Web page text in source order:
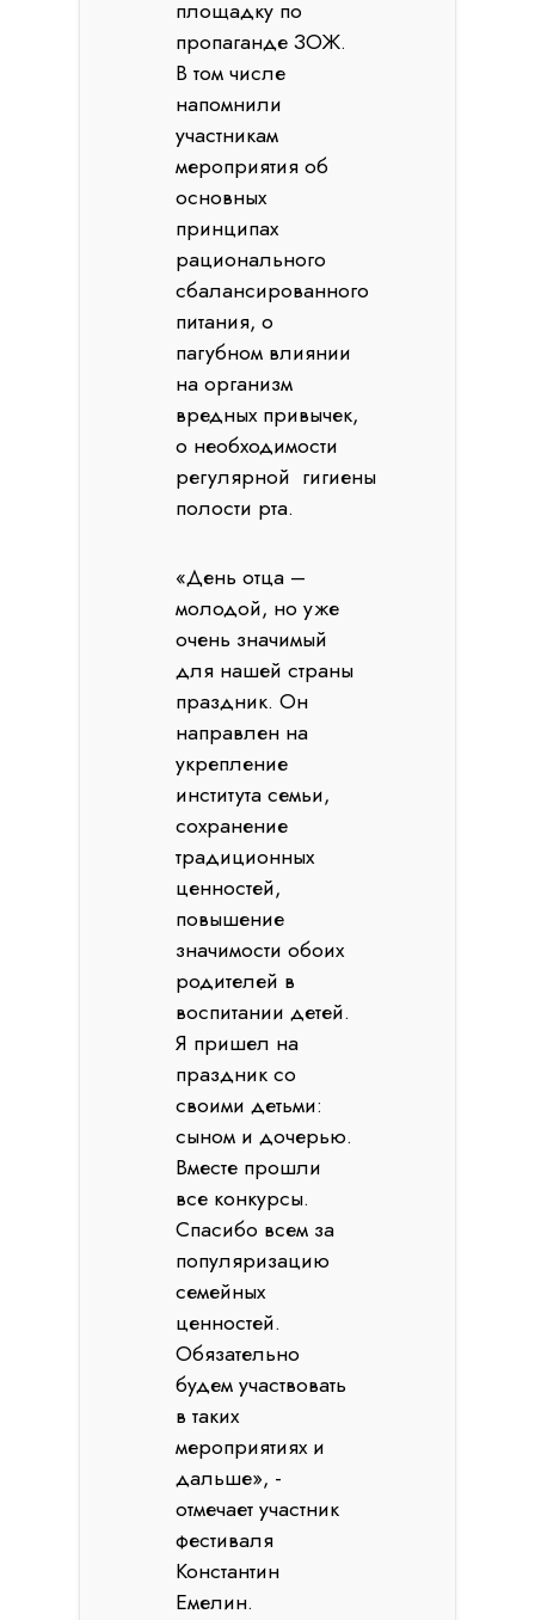
площадку по
пропаганде ЗОЖ.
В том числе
напомнили
участникам
мероприятия об
основных
принципах
рационального
сбалансированного
питания, о
пагубном влиянии
на организм
вредных привычек,
о необходимости
регулярной гигиены
полости рта.
«День отца –
молодой, но уже
очень значимый
для нашей страны
праздник. Он
направлен на
укрепление
института семьи,
сохранение
традиционных
ценностей,
повышение
значимости обоих
родителей в
воспитании детей.
Я пришел на
праздник со
своими детьми:
сыном и дочерью.
Вместе прошли
все конкурсы.
Спасибо всем за
популяризацию
семейных
ценностей.
Обязательно
будем участвовать
в таких
мероприятиях и
дальше», -
отмечает участник
фестиваля
Константин
Емелин.